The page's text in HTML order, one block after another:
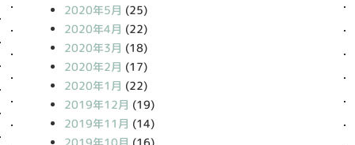
2020年5月 (25)
2020年4月 (22)
2020年3月 (18)
2020年2月 (17)
2020年1月 (22)
2019年12月 (19)
2019年11月 (14)